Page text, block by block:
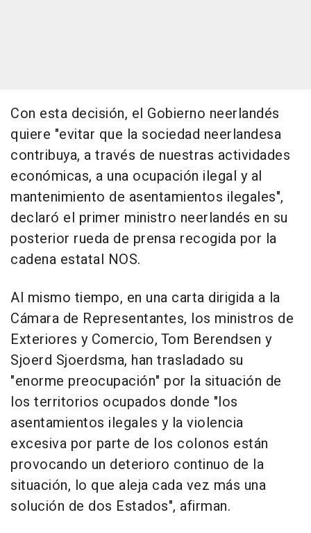
Con esta decisión, el Gobierno neerlandés
quiere "evitar que la sociedad neerlandesa
contribuya, a través de nuestras actividades
económicas, a una ocupación ilegal y al
mantenimiento de asentamientos ilegales",
declaró el primer ministro neerlandés en su
posterior rueda de prensa recogida por la
cadena estatal NOS.
Al mismo tiempo, en una carta dirigida a la
Cámara de Representantes, los ministros de
Exteriores y Comercio, Tom Berendsen y
Sjoerd Sjoerdsma, han trasladado su
"enorme preocupación" por la situación de
los territorios ocupados donde "los
asentamientos ilegales y la violencia
excesiva por parte de los colonos están
provocando un deterioro continuo de la
situación, lo que aleja cada vez más una
solución de dos Estados", afirman.